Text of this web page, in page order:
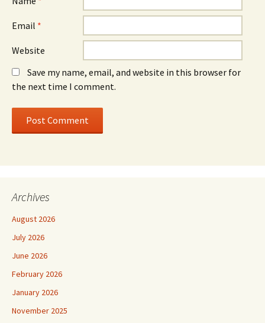
Email *
Website
Save my name, email, and website in this browser for
the next time I comment.
Archives
August 2026
July 2026
June 2026
February 2026
January 2026
November 2025